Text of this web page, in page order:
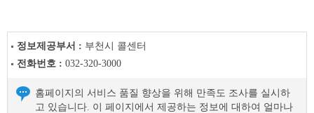
정보제공부서 : 부천시 콜센터
전화번호 : 032-320-3000
홈페이지의 서비스 품질 향상을 위해 만족도 조사를 실시하
고 있습니다. 이 페이지에서 제공하는 정보에 대하여 얼마나